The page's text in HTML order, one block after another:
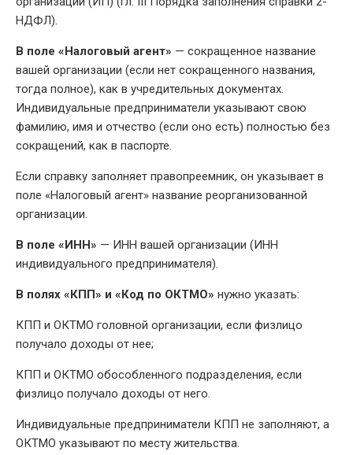
НДФЛ).
В поле «Налоговый агент» — сокращенное название
вашей организации (если нет сокращенного названия,
тогда полное), как в учредительных документах.
Индивидуальные предприниматели указывают свою
фамилию, имя и отчество (если оно есть) полностью без
сокращений, как в паспорте.
Если справку заполняет правопреемник, он указывает в
поле «Налоговый агент» название реорганизованной
организации.
В поле «ИНН» — ИНН вашей организации (ИНН
индивидуального предпринимателя).
В полях «КПП» и «Код по ОКТМО» нужно указать:
КПП и ОКТМО головной организации, если физлицо
получало доходы от нее;
КПП и ОКТМО обособленного подразделения, если
физлицо получало доходы от него.
Индивидуальные предприниматели КПП не заполняют, а
ОКТМО указывают по месту жительства.